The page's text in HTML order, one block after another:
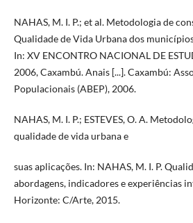
NAHAS, M. I. P.; et al. Metodologia de
Qualidade de Vida Urbana dos
In: XV ENCONTRO NACIONAL DE
2006, Caxambú. Anais [...]. Caxambú:
Populacionais (ABEP), 2006.
NAHAS, M. I. P.; ESTEVES, O. A.
qualidade de vida urbana e
suas aplicações. In: NAHAS, M. I. P.
abordagens, indicadores e experiências
Horizonte: C/Arte, 2015.